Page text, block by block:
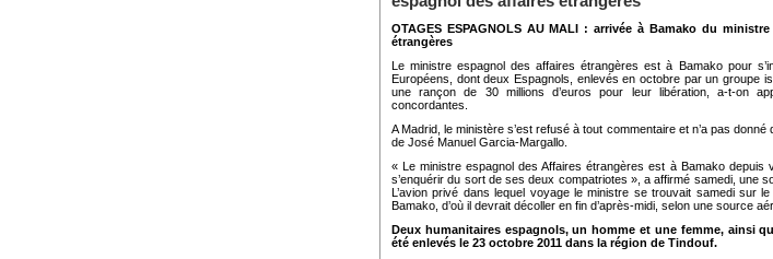
OTAGES ESPAGNOLS AU MALI : arrivée à Bamako du
étrangères
Le ministre espagnol des affaires étrangères est à Bamako pour
Européens, dont deux Espagnols, enlevés en octobre par un groupe
une rançon de 30 millions d’euros pour leur libération, a-t-on
concordantes.
A Madrid, le ministère s’est refusé à tout commentaire et n’a pas donné
de José Manuel Garcia-Margallo.
« Le ministre espagnol des Affaires étrangères est à Bamako depuis
s’enquérir du sort de ses deux compatriotes », a affirmé samedi, une
L’avion privé dans lequel voyage le ministre se trouvait samedi sur
Bamako, d’où il devrait décoller en fin d’après-midi, selon une source
Deux humanitaires espagnols, un homme et une femme, ainsi
été enlevés le 23 octobre 2011 dans la région de Tindouf.